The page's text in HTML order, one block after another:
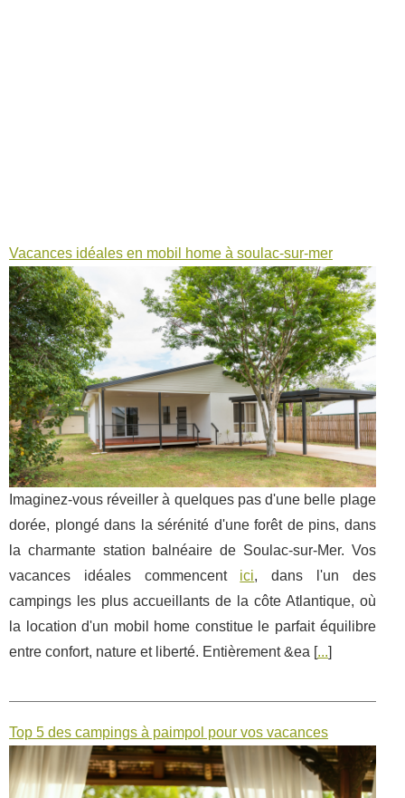
Vacances idéales en mobil home à soulac-sur-mer
Imaginez-vous réveiller à quelques pas d'une belle plage
dorée, plongé dans la sérénité d'une forêt de pins, dans
la charmante station balnéaire de Soulac-sur-Mer. Vos
vacances idéales commencent ici, dans l'un des
campings les plus accueillants de la côte Atlantique, où
la location d'un mobil home constitue le parfait équilibre
entre confort, nature et liberté. Entièrement &ea [...]
Top 5 des campings à paimpol pour vos vacances